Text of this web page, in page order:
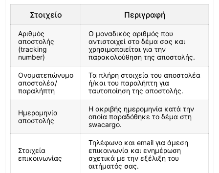
Στοιχείο Περιγραφή
Αριθμός
αποστολής
(tracking
number)
Ο μοναδικός αριθμός που
αντιστοιχεί στο δέμα σας και
χρησιμοποιείται για την
παρακολούθηση της αποστολής.
Ονοματεπώνυμο
αποστολέα/
παραλήπτη
Τα πλήρη στοιχεία του αποστολέα
ή/και του παραλήπτη για
ταυτοποίηση της αποστολής.
Ημερομηνία
αποστολής
Η ακριβής ημερομηνία κατά την
οποία παραδόθηκε το δέμα στη
swacargo.
Στοιχεία
επικοινωνίας
Τηλέφωνο και email για άμεση
επικοινωνία και ενημέρωση
σχετικά με την εξέλιξη του
αιτήματός σας.